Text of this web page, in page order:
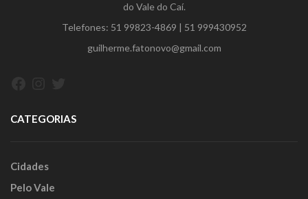
do Vale do Caí.
Telefones: 51 99823-4869 | 51 999430952
guilherme.fatonovo@gmail.com
CATEGORIAS
Cidades
Pelo Vale